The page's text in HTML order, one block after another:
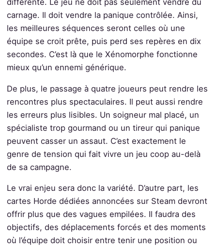
différente. Le jeu ne doit pas seulement vendre du
carnage. Il doit vendre la panique contrôlée. Ainsi,
les meilleures séquences seront celles où une
équipe se croit prête, puis perd ses repères en dix
secondes. C’est là que le Xénomorphe fonctionne
mieux qu’un ennemi générique.
De plus, le passage à quatre joueurs peut rendre les
rencontres plus spectaculaires. Il peut aussi rendre
les erreurs plus lisibles. Un soigneur mal placé, un
spécialiste trop gourmand ou un tireur qui panique
peuvent casser un assaut. C’est exactement le
genre de tension qui fait vivre un jeu coop au-delà
de sa campagne.
Le vrai enjeu sera donc la variété. D’autre part, les
cartes Horde dédiées annoncées sur Steam devront
offrir plus que des vagues empilées. Il faudra des
objectifs, des déplacements forcés et des moments
où l’équipe doit choisir entre tenir une position ou